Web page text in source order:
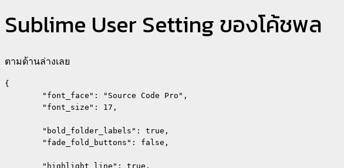
Sublime User Setting ของโค้ชพล
ตามด้านล่างเลย
{